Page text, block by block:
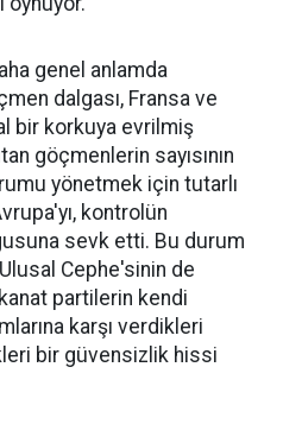
genel anlamda
dalgası, Fransa ve
bir korkuya evrilmiş
göçmenlerin sayısının
yönetmek için tutarlı
kontrolün
sevk etti. Bu durum
Cephe'sinin de
partilerin kendi
karşı verdikleri
bir güvensizlik hissi